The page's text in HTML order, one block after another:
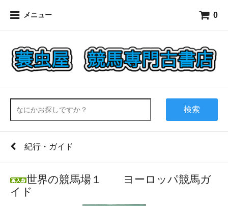
メニュー 0
検索
紀行・ガイド
世界の競馬場１ ヨーロッパ競馬ガ
イド